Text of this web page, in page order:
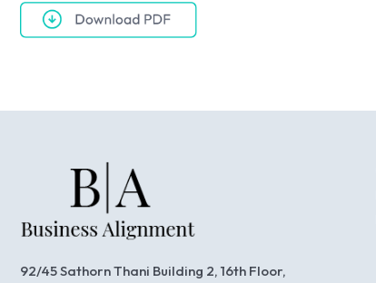
92/45 Sathorn Thani Building 2, 16th Floor,